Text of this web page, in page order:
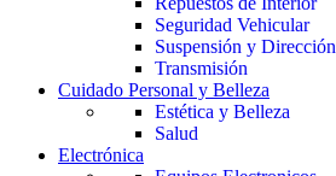
Seguridad Vehicular
Suspensión y Dirección
Transmisión
Cuidado Personal y Belleza
Estética y Belleza
Salud
Electrónica